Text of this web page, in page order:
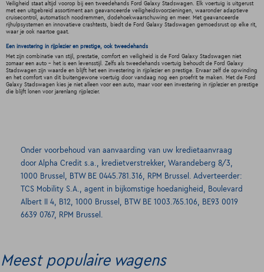
Veiligheid staat altijd voorop bij een tweedehands Ford Galaxy Stadswagen. Elk voertuig is uitgerust
met een uitgebreid assortiment aan geavanceerde veiligheidsvoorzieningen, waaronder adaptieve
cruisecontrol, automatisch noodremmen, dodehoekwaarschuwing en meer. Met geavanceerde
rijhulpsystemen en innovatieve crashtests, biedt de Ford Galaxy Stadswagen gemoedsrust op elke rit,
waar je ook naartoe gaat.
Een investering in rijplezier en prestige, ook tweedehands
Met zijn combinatie van stijl, prestatie, comfort en veiligheid is de Ford Galaxy Stadswagen niet
zomaar een auto - het is een levensstijl. Zelfs als tweedehands voertuig behoudt de Ford Galaxy
Stadswagen zijn waarde en blijft het een investering in rijplezier en prestige. Ervaar zelf de opwinding
en het comfort van dit buitengewone voertuig door vandaag nog een proefrit te maken. Met de Ford
Galaxy Stadswagen kies je niet alleen voor een auto, maar voor een investering in rijplezier en prestige
die blijft lonen voor jarenlang rijplezier.
Onder voorbehoud van aanvaarding van uw kredietaanvraag
door Alpha Credit s.a., kredietverstrekker, Warandeberg 8/3,
1000 Brussel, BTW BE 0445.781.316, RPM Brussel. Adverteerder:
TCS Mobility S.A., agent in bijkomstige hoedanigheid, Boulevard
Albert II 4, B12, 1000 Brussel, BTW BE 1003.765.106, BE93 0019
6639 0767, RPM Brussel.
Meest populaire wagens